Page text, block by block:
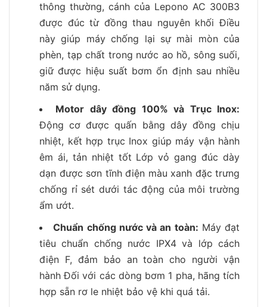
thông thường, cánh của Lepono AC 300B3
được đúc từ đồng thau nguyên khối Điều
này giúp máy chống lại sự mài mòn của
phèn, tạp chất trong nước ao hồ, sông suối,
giữ được hiệu suất bơm ổn định sau nhiều
năm sử dụng.
Motor dây đồng 100% và Trục Inox:
Động cơ được quấn bằng dây đồng chịu
nhiệt, kết hợp trục Inox giúp máy vận hành
êm ái, tản nhiệt tốt Lớp vỏ gang đúc dày
dạn được sơn tĩnh điện màu xanh đặc trưng
chống rỉ sét dưới tác động của môi trường
ẩm ướt.
Chuẩn chống nước và an toàn: Máy đạt
tiêu chuẩn chống nước IPX4 và lớp cách
điện F, đảm bảo an toàn cho người vận
hành Đối với các dòng bơm 1 pha, hãng tích
hợp sẵn rơ le nhiệt bảo vệ khi quá tải.